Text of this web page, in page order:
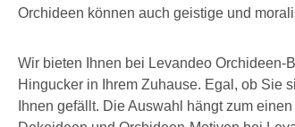
Orchideen können auch geistige und
Wir bieten Ihnen bei Levandeo
Hingucker in Ihrem Zuhause. Egal, ob Sie
Ihnen gefällt. Die Auswahl hängt zum